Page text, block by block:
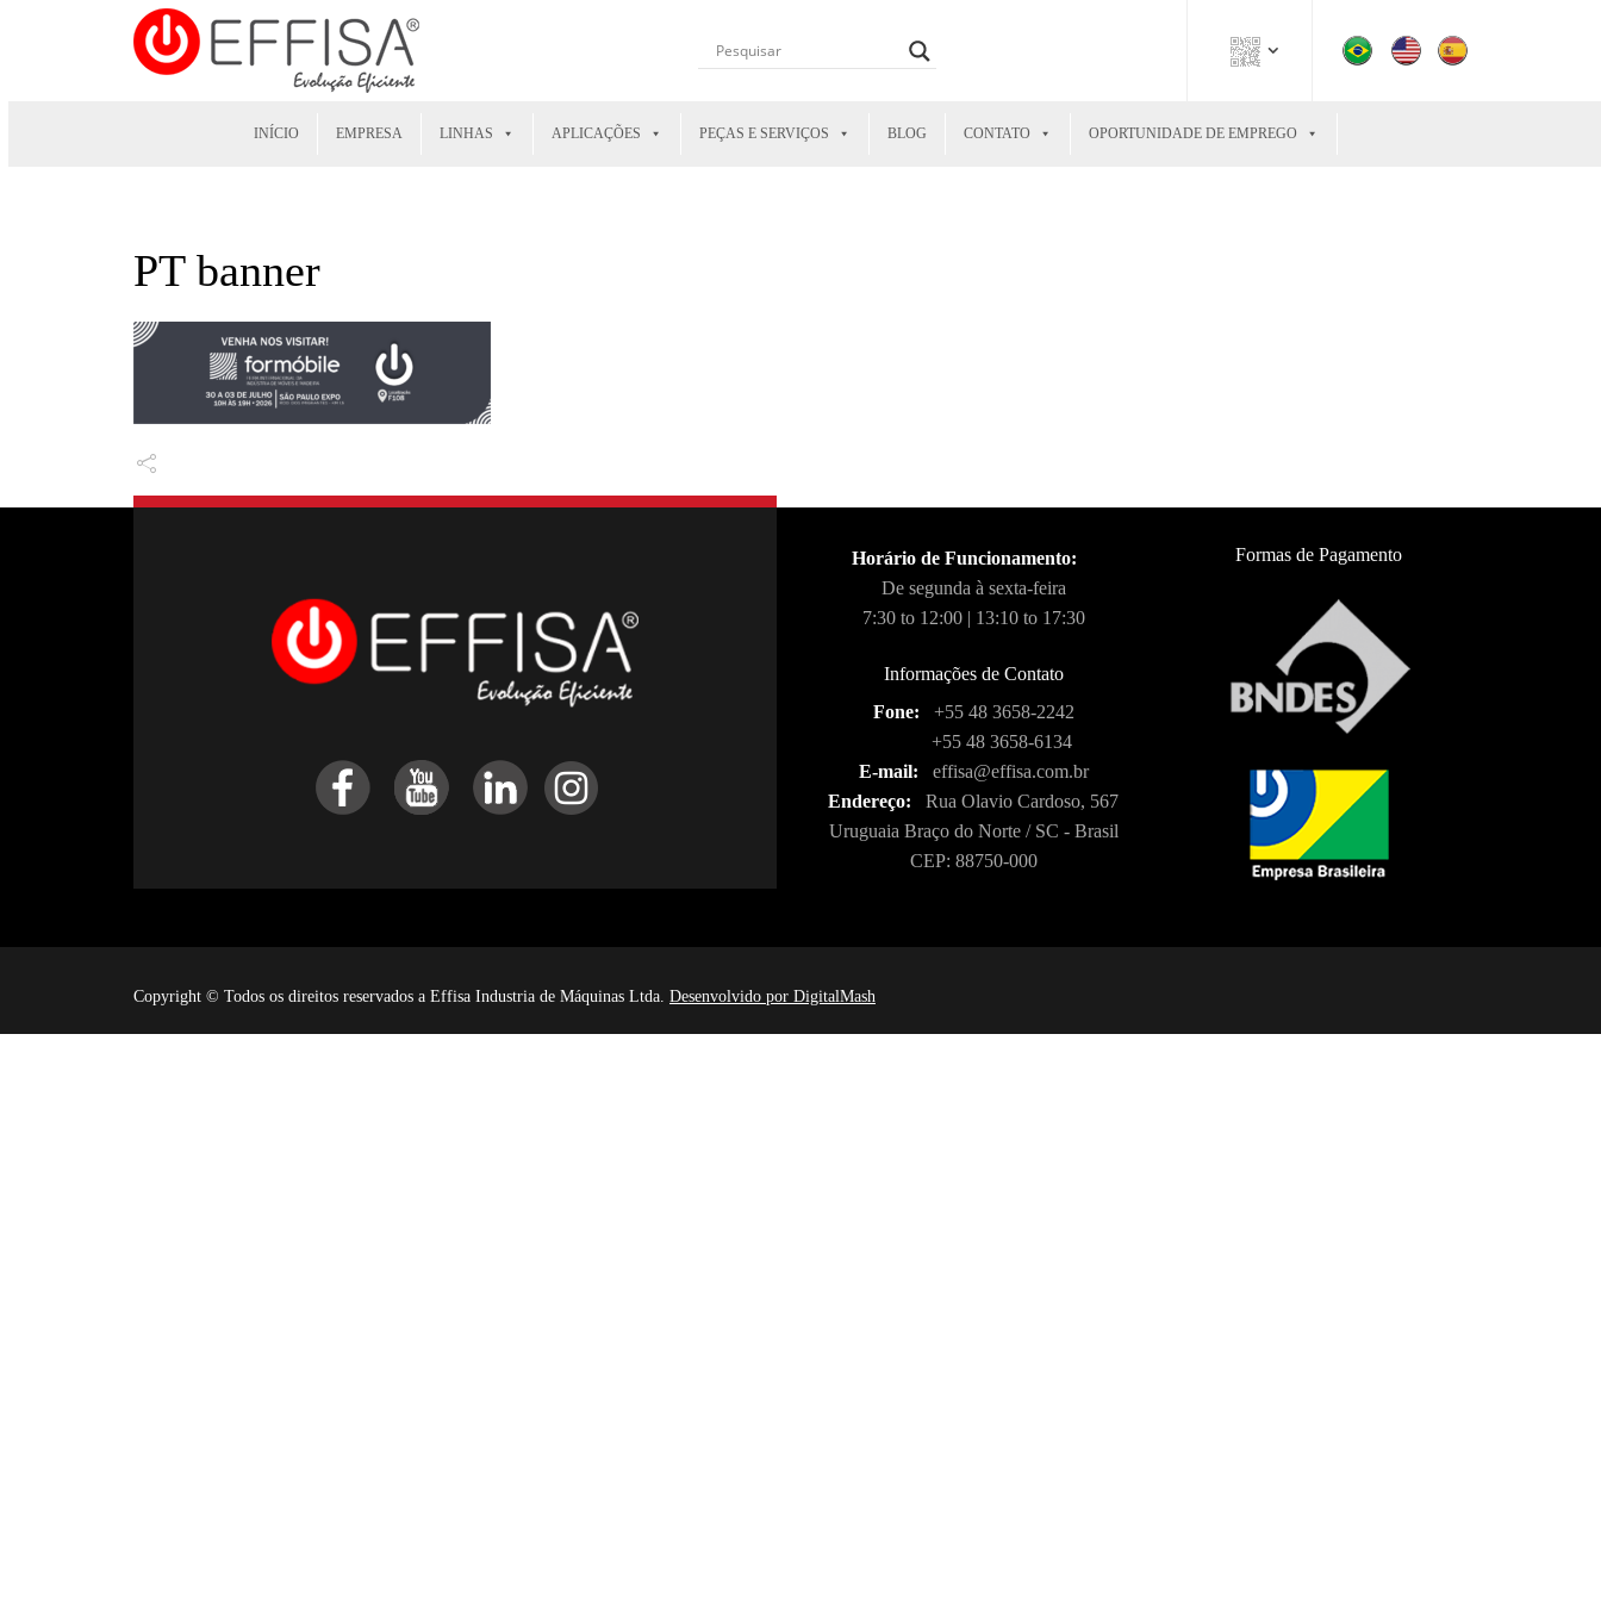
INÍCIO EMPRESA LINHAS APLICAÇÕES PEÇAS E SERVIÇOS BLOG CONTATO OPORTUNIDADE DE EMPREGO
PT banner
Horário de Funcionamento:
De segunda à sexta-feira
7:30 to 12:00 | 13:10 to 17:30
Informações de Contato
Fone:
+55 48 3658-2242
+55 48 3658-6134
E-mail:
effisa@effisa.com.br
Endereço:
Rua Olavio Cardoso, 567
Uruguaia Braço do Norte / SC - Brasil
CEP: 88750-000
Formas de Pagamento
Copyright © Todos os direitos reservados a Effisa Industria de Máquinas Ltda. Desenvolvido por DigitalMash